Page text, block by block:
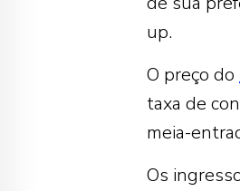
up.
O preço do
taxa de
meia-
Os